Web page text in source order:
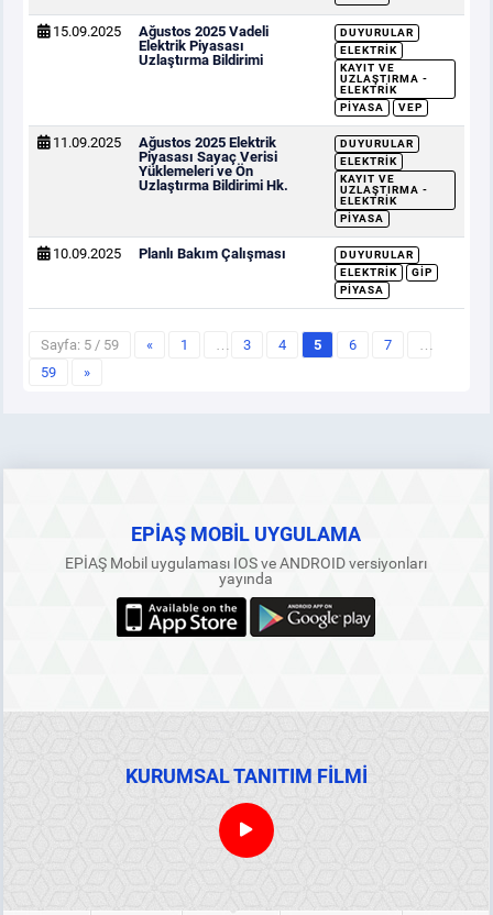
15.09.2025
Ağustos 2025 Vadeli
Elektrik Piyasası
Uzlaştırma Bildirimi
DUYURULAR
ELEKTRIK
KAYIT VE
UZLAŞTIRMA -
ELEKTRIK
PIYASA
VEP
11.09.2025
Ağustos 2025 Elektrik
Piyasası Sayaç Verisi
Yüklemeleri ve Ön
Uzlaştırma Bildirimi Hk.
DUYURULAR
ELEKTRIK
KAYIT VE
UZLAŞTIRMA -
ELEKTRIK
PIYASA
10.09.2025 Planlı Bakım Çalışması
DUYURULAR
ELEKTRIK
GİP
PIYASA
Sayfa: 5 / 59 « 1 … 3 4 5 6 7
…
59
»
EPİAŞ MOBİL UYGULAMA
EPİAŞ Mobil uygulaması IOS ve ANDROID versiyonları
yayında
KURUMSAL TANITIM FİLMİ